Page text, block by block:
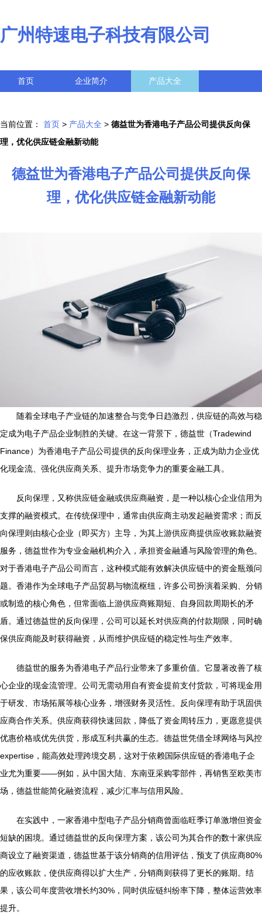
广州特速电子科技有限公司
首页 企业简介 产品大全
当前位置： 首页 > 产品大全 > 德益世为香港电子产品公司提供反向保
理，优化供应链金融新动能
德益世为香港电子产品公司提供反向保
理，优化供应链金融新动能
随着全球电子产业链的加速整合与竞争日趋激烈，供应链的高效与稳
定成为电子产品企业制胜的关键。在这一背景下，德益世（Tradewind
Finance）为香港电子产品公司提供的反向保理业务，正成为助力企业优
化现金流、强化供应商关系、提升市场竞争力的重要金融工具。
反向保理，又称供应链金融或供应商融资，是一种以核心企业信用为
支撑的融资模式。在传统保理中，通常由供应商主动发起融资需求；而反
向保理则由核心企业（即买方）主导，为其上游供应商提供应收账款融资
服务，德益世作为专业金融机构介入，承担资金融通与风险管理的角色。
对于香港电子产品公司而言，这种模式能有效解决供应链中的资金瓶颈问
题。香港作为全球电子产品贸易与物流枢纽，许多公司扮演着采购、分销
或制造的核心角色，但常面临上游供应商账期短、自身回款周期长的矛
盾。通过德益世的反向保理，公司可以延长对供应商的付款期限，同时确
保供应商能及时获得融资，从而维护供应链的稳定性与生产效率。
德益世的服务为香港电子产品行业带来了多重价值。它显著改善了核
心企业的现金流管理。公司无需动用自有资金提前支付货款，可将现金用
于研发、市场拓展等核心业务，增强财务灵活性。反向保理有助于巩固供
应商合作关系。供应商获得快速回款，降低了资金周转压力，更愿意提供
优惠价格或优先供货，形成互利共赢的生态。德益世凭借全球网络与风控
expertise，能高效处理跨境交易，这对于依赖国际供应链的香港电子企
业尤为重要——例如，从中国大陆、东南亚采购零部件，再销售至欧美市
场，德益世能简化融资流程，减少汇率与信用风险。
在实践中，一家香港中型电子产品分销商曾面临旺季订单激增但资金
短缺的困境。通过德益世的反向保理方案，该公司为其合作的数十家供应
商设立了融资渠道，德益世基于该分销商的信用评估，预支了供应商80%
的应收账款，使供应商得以扩大生产，分销商则获得了更长的账期。结
果，该公司年度营收增长约30%，同时供应链纠纷率下降，整体运营效率
提升。